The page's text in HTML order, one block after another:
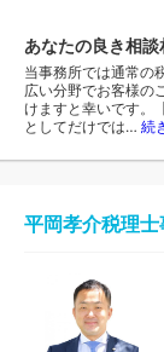
あなたの良き相談
当事務所では通常の
広い分野でお客様の
けますと幸いです。
としてだけでは… 続
平岡孝介税理